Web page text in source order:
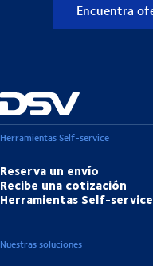
Encuentra
Herramientas Self-service
Reserva un envío
Recibe una cotización
Herramientas Self-service
Nuestras soluciones